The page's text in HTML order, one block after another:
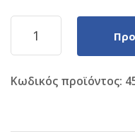
Λούτρινο
Capybara
13cm
Μπρελόκ
Κωδικός προϊόντος: